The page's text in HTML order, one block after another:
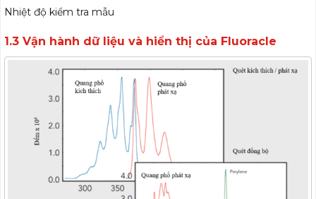
Nhiệt độ kiểm tra mẫu
1.3 Vận hành dữ liệu và hiển thị của Fluoracle